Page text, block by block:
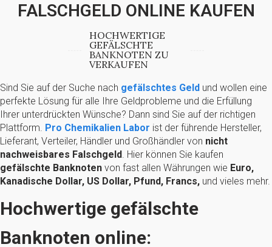
FALSCHGELD ONLINE KAUFEN
HOCHWERTIGE
GEFÄLSCHTE
BANKNOTEN ZU
VERKAUFEN
Sind Sie auf der Suche nach gefälschtes Geld und wollen eine
perfekte Lösung für alle Ihre Geldprobleme und die Erfüllung
Ihrer unterdrückten Wünsche? Dann sind Sie auf der richtigen
Plattform. Pro Chemikalien Labor ist der führende Hersteller,
Lieferant, Verteiler, Händler und Großhändler von nicht
nachweisbares Falschgeld. Hier können Sie kaufen
gefälschte Banknoten von fast allen Währungen wie Euro,
Kanadische Dollar, US Dollar, Pfund, Francs, und vieles mehr.
Hochwertige gefälschte
Banknoten online: